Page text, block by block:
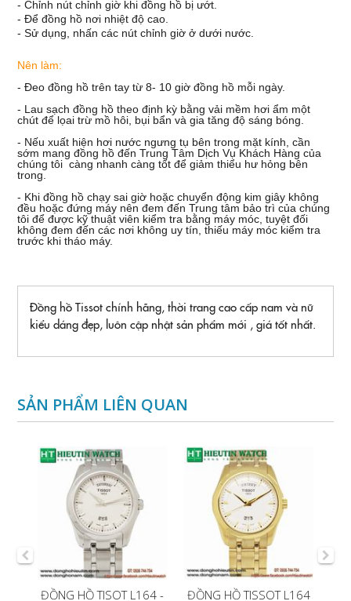
- Chỉnh nút chỉnh giờ khi đồng hồ bị ướt.
- Để đồng hồ nơi nhiệt độ cao.
- Sử dụng, nhấn các nút chỉnh giờ ở dưới nước.
Nên làm:
- Đeo đồng hồ trên tay từ 8- 10 giờ đồng hồ mỗi ngày.
- Lau sạch đồng hồ theo định kỳ bằng vải mềm hơi ẩm một
chút để lọai trừ mồ hôi, bụi bẩn và gia tăng độ sáng bóng.
- Nếu xuất hiện hơi nước ngưng tụ bên trong mặt kính, cần
sớm mang đồng hồ đến Trung Tâm Dịch Vụ Khách Hàng của
chúng tôi càng nhanh càng tốt để giảm thiểu hư hỏng bên
trong.
- Khi đồng hồ chạy sai giờ hoặc chuyển động kim giây không
đều hoặc đứng máy nên đem đến Trung tâm bảo trì của chúng
tôi để được kỹ thuật viên kiểm tra bằng máy móc, tuyệt đối
không đem đến các nơi không uy tín, thiếu máy móc kiểm tra
trước khi tháo máy.
Đồng hồ Tissot chính hãng, thời trang cao cấp nam và nữ
kiểu dáng đẹp, luôn cập nhật sản phẩm mới , giá tốt nhất.
SẢN PHẨM LIÊN QUAN
ĐỒNG HỒ TISOT L164 -
ĐỒNG HỒ TISSOT L164